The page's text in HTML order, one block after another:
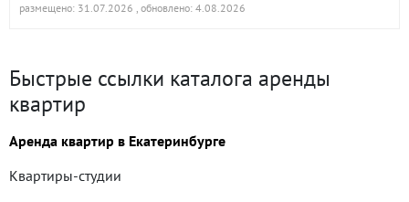
размещено: 31.07.2026 , обновлено: 4.08.2026
Быстрые ссылки каталога аренды
квартир
Аренда квартир в Екатеринбурге
Квартиры-студии